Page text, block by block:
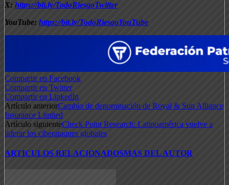
X: https://bit.ly/TodoRiesgoTwitter
YouTube: https://bit.ly/TodoRiesgoYouTube
Compartir en Facebook
Compartir en Twitter
Compartir en LinkedIn
Artículo anteriorCambio de denominación de Royal & Sun Alliance
Insurance Limited
Artículo siguienteCheck Point Research: Latinoamérica vuelve a
liderar los ciberataques globales
ARTICULOS RELACIONADOSMAS DEL AUTOR